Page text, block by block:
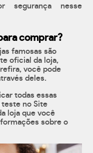
segurança nesse
comprar?
famosas são
oficial da loja,
você pode
deles.
todas essas
teste no Site
loja que você
sobre o